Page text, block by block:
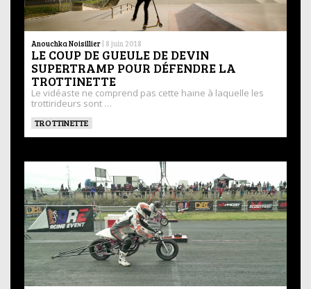
Anouchka Noisillier | 8 juin 2018
LE COUP DE GUEULE DE DEVIN
SUPERTRAMP POUR DÉFENDRE LA
TROTTINETTE
Le vidéaste ne comprend pas cette haine à laquelle les
trottirideurs sont …
TROTTINETTE